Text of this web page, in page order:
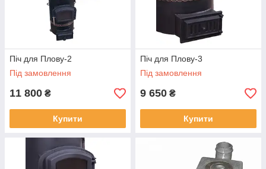
Піч для Плову-2
Під замовлення
11 800 ₴
Купити
Піч для Плову-3
Під замовлення
9 650 ₴
Купити